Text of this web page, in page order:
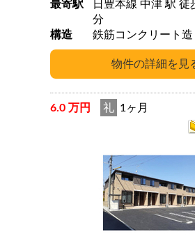
最寄駅
日豊本線 中津 駅 徒歩 15
分
構造
鉄筋コンクリート造
6.0 万円 礼 1ヶ月